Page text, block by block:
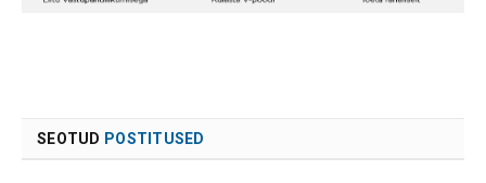
SEOTUD POSTITUSED